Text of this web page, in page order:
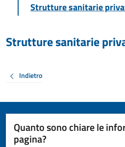
Strutture sanitarie
Strutture sanitarie
Indietro
Quanto sono chiare le
pagina?